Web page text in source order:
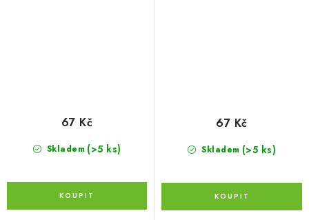
Skladem (>5 ks)
67 Kč
Skladem (>5 ks)
67 Kč